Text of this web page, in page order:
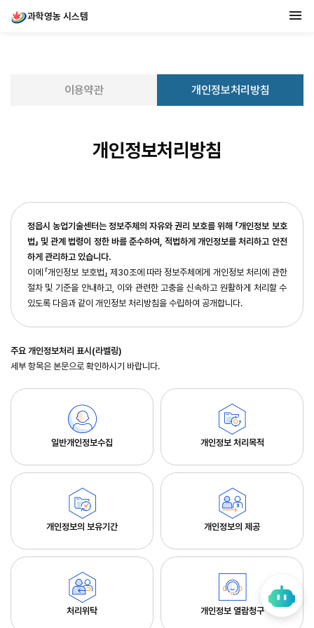
과학영농 시스템
이용약관 개인정보처리방침
개인정보처리방침
정읍시 농업기술센터는 정보주체의 자유와 권리 보호를 위해 「개인정보 보호
법」 및 관계 법령이 정한 바를 준수하여, 적법하게 개인정보를 처리하고 안전
하게 관리하고 있습니다.
이에 「개인정보 보호법」 제30조에 따라 정보주체에게 개인정보 처리에 관한
절차 및 기준을 안내하고, 이와 관련한 고충을 신속하고 원활하게 처리할 수
있도록 다음과 같이 개인정보 처리방침을 수립하여 공개합니다.
주요 개인정보처리 표시(라벨링)
세부 항목은 본문으로 확인하시기 바랍니다.
일반개인정보수집 개인정보 처리목적
개인정보의 보유기간 개인정보의 제공
처리위탁 개인정보 열람청구